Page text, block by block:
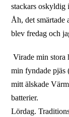
stackars oskyldig
Åh, det smärtade
blev fredag och
Virade min stora
min fyndade pjäs
mitt älskade
batterier.
Lördag.